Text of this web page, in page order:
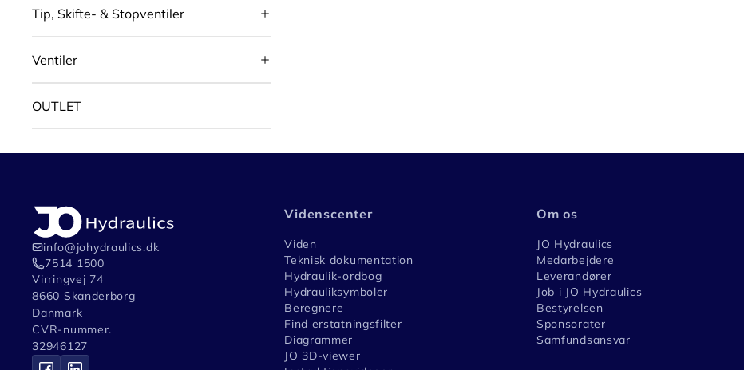
Tip, Skifte- & Stopventiler
Ventiler
OUTLET
info@johydraulics.dk
7514 1500
Virringvej 74
8660 Skanderborg
Danmark
CVR-nummer.
32946127
Videnscenter
Viden
Teknisk dokumentation
Hydraulik-ordbog
Hydrauliksymboler
Beregnere
Find erstatningsfilter
Diagrammer
JO 3D-viewer
Om os
JO Hydraulics
Medarbejdere
Leverandører
Job i JO Hydraulics
Bestyrelsen
Sponsorater
Samfundsansvar